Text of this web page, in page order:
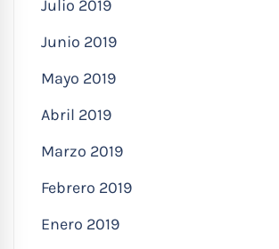
Julio 2019
Junio 2019
Mayo 2019
Abril 2019
Marzo 2019
Febrero 2019
Enero 2019